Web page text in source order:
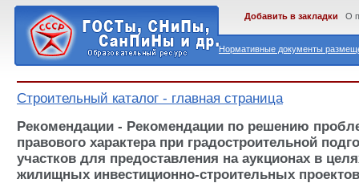
Нормативные документы
Добавить в закладки О
Строительный каталог - главная страница
Рекомендации - Рекомендации по решению
правового характера при градостроительной
участков для предоставления на аукционах в
жилищных инвестиционно-строительных проектов